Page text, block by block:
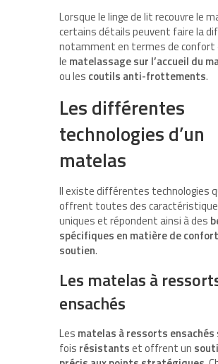
Lorsque le linge de lit recouvre le
certains détails peuvent faire la
notamment en termes de confort
le matelassage sur l’accueil du
ou les coutils anti-frottements.
Les différentes
technologies d’un
matelas
Il existe différentes technologies
offrent toutes des
uniques et répondent ainsi à des
spécifiques en matière de
soutien.
Les matelas à
ensachés
Les matelas à ressorts ensachés
fois résistantset offrent un